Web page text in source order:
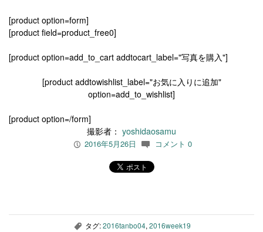
[product option=form]
[product field=product_free0]
[product option=add_to_cart addtocart_label="写真を購入"]
[product addtowishlist_label="お気に入りに追加"
option=add_to_wishlist]
[product option=/form]
撮影者： yoshidaosamu
P 2016年5月26日 c コメント 0
, タグ:2016tanbo04, 2016week19